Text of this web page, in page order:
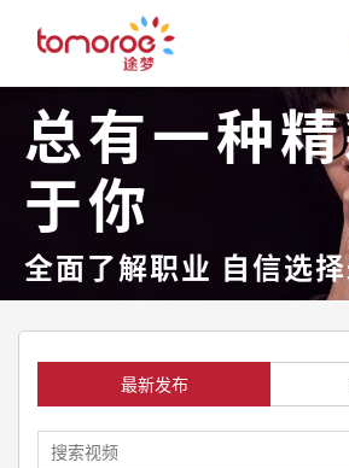
总有一种
于你
全面了解职业 自信选
最新发布